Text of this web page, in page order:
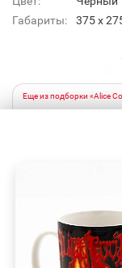
Габариты:
375 х
Еще из подборки «Alice